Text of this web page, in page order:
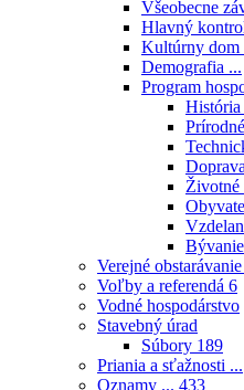
Všeobecne
Hlavný
Kultúrny dom
Demografia ...
Program
História
Doprava
Životné
Bývanie
Verejné obstarávanie
Voľby a referendá 6
Vodné hospodárstvo
Stavebný úrad
Súbory 189
Priania a sťažnosti ...
Oznamy ... 433